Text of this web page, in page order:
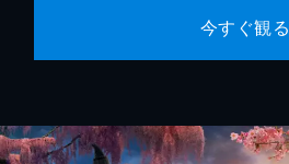
今すぐ観る